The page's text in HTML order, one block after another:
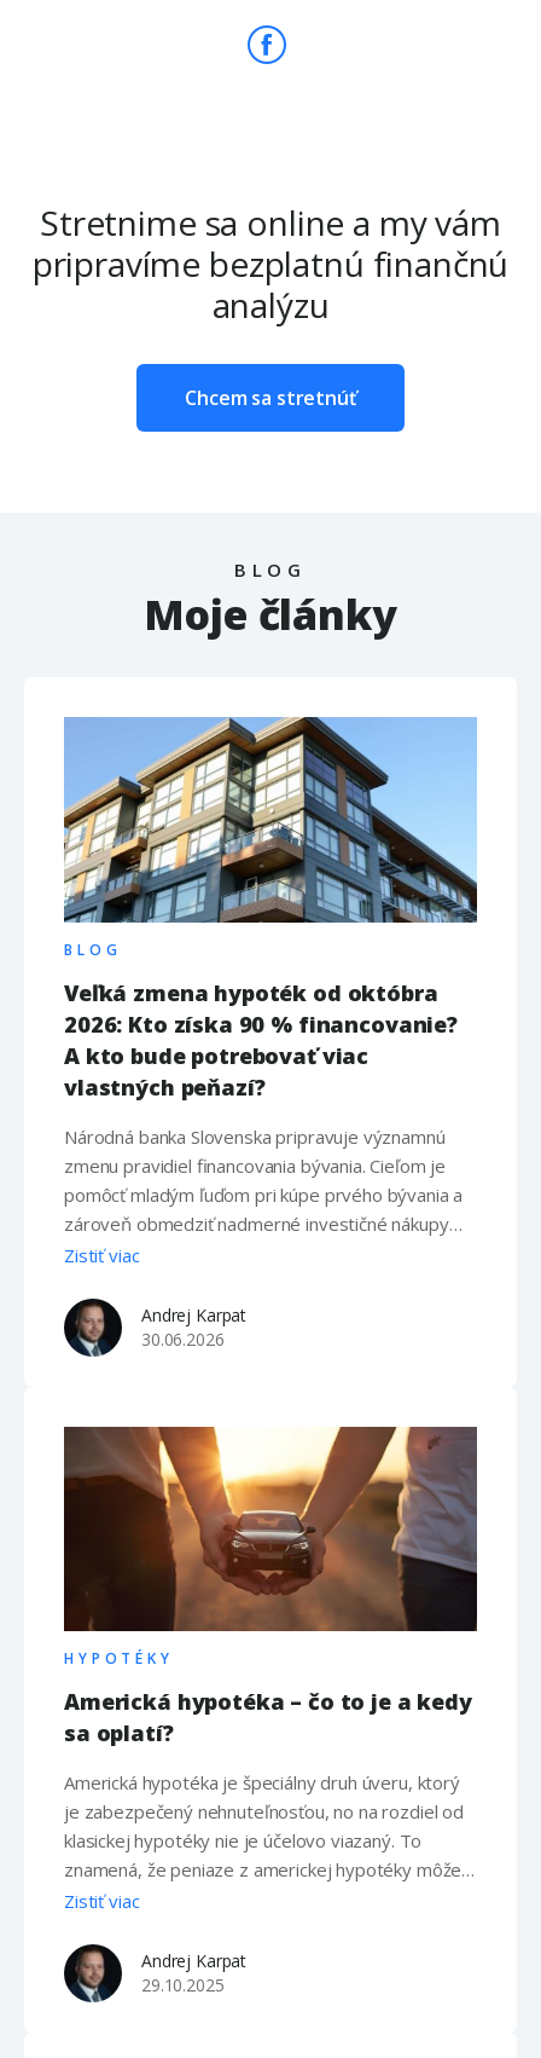
Stretnime sa online a my vám
pripravíme bezplatnú finančnú
analýzu
Chcem sa stretnúť
BLOG
Moje články
BLOG
Veľká zmena hypoték od októbra
2026: Kto získa 90 % financovanie?
A kto bude potrebovať viac
vlastných peňazí?
Národná banka Slovenska pripravuje významnú
zmenu pravidiel financovania bývania. Cieľom je
pomôcť mladým ľuďom pri kúpe prvého bývania a
zároveň obmedziť nadmerné investičné nákupy
nehnuteľností. Podľa aktuálneho návrhu by nové
2026. Zmena sa bude týkať predovšetkým
maximálneho percenta financovania nehnuteľnosti
Zistiť viac
Andrej Karpat
30.06.2026
HYPOTÉKY
Americká hypotéka – čo to je a kedy
sa oplatí?
Americká hypotéka je špeciálny druh úveru, ktorý
je zabezpečený nehnuteľnosťou, no na rozdiel od
klasickej hypotéky nie je účelovo viazaný. To
znamená, že peniaze z americkej hypotéky môžeš
použiť na čokoľvek – kúpu auta, rekonštrukciu,
Netreba , ale zabúdať na pravidlo o dobrom a zlom
dlhu. Hlavné znaky americkej hypotéky Výhody
Zistiť viac
Andrej Karpat
29.10.2025